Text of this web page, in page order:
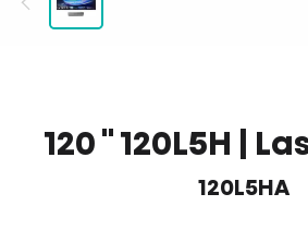
120 '' 120L5H |
120L5HA